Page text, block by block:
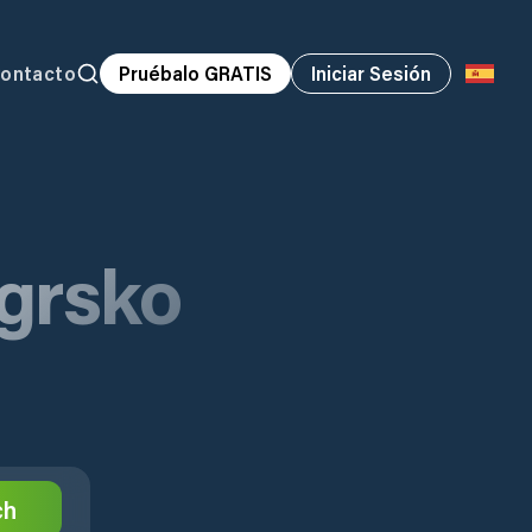
Pruébalo GRATIS Iniciar Sesión